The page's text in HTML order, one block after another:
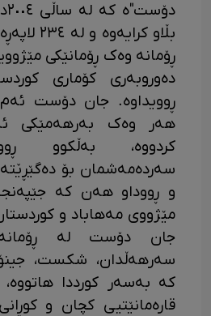
بڵاو
ڕۆمانە وەک ڕۆمانێکی
دەوروبەری کۆماری
ڕوویداوە. جان دۆست
هەر وەک بەرهەمێکی
کردووە، بەڵکوو
سەردەمەشمان بۆ
و ڕووداو هەن کە
مێژووی مەهاباد و
جان دۆست لە
سەرهەڵدان، شکست،
کە بەسەر کورددا
قارەمانێتیی کچان و